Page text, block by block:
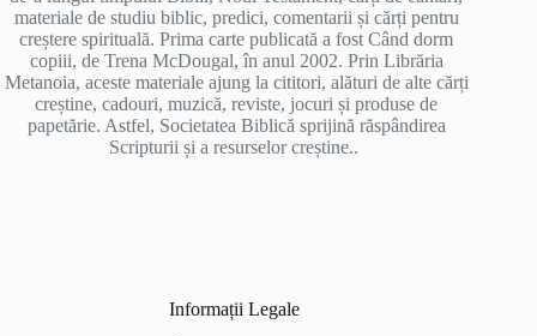
materiale de studiu biblic, predici, comentarii și cărți pentru
creștere spirituală. Prima carte publicată a fost Când dorm
copiii, de Trena McDougal, în anul 2002. Prin Librăria
Metanoia, aceste materiale ajung la cititori, alături de alte cărți
creștine, cadouri, muzică, reviste, jocuri și produse de
papetărie. Astfel, Societatea Biblică sprijină răspândirea
Scripturii și a resurselor creștine..
Informații Legale